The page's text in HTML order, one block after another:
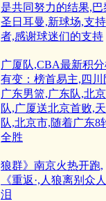
是共同努力的结果,巴
圣日耳曼,新球场,支持
者,感谢球迷们的支持
广厦队,CBA最新积
有变：榜首易主,四川
广东男篮,广东队,北京
队,广厦送北京首败,
队,北京市,随着广东8
全胜
狼群》南京火热开跑,
《重返·,人狼离别众
泪